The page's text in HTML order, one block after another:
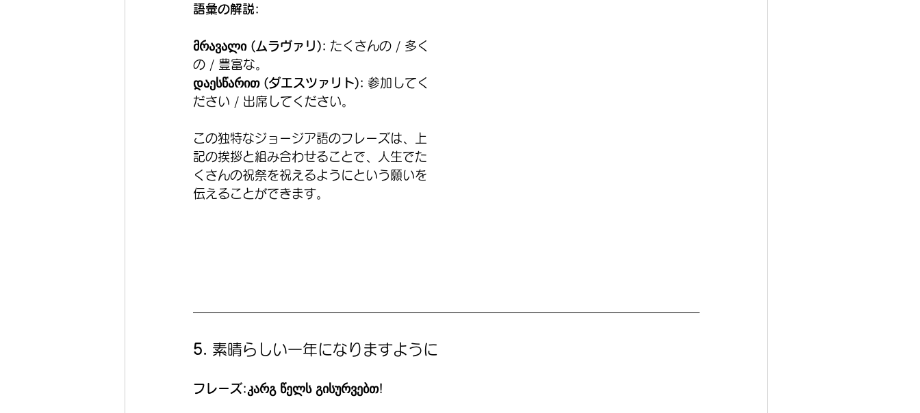
語彙の解説:
მრავალი (ムラヴァリ): たくさんの / 多く
の / 豊富な。
დაესწარით (ダエスツァリト): 参加してく
ださい / 出席してください。
この独特なジョージア語のフレーズは、上
記の挨拶と組み合わせることで、人生でた
くさんの祝祭を祝えるようにという願いを
伝えることができます。
5. 素晴らしい一年になりますように
フレーズ:კარგ წელს გისურვებთ!